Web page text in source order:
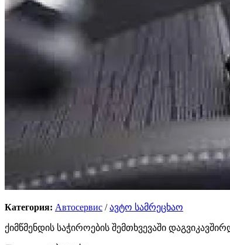
Категория: Автосервис /ავტო სამრეცხაო
ქიმწმენდის საჭიროების შემთხვევაში